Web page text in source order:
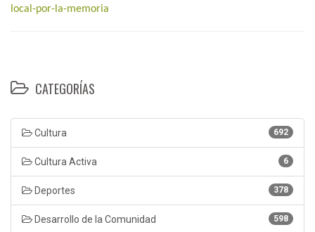
local-por-la-memoria
CATEGORÍAS
692
Cultura
6
Cultura Activa
378
Deportes
598
Desarrollo de la Comunidad